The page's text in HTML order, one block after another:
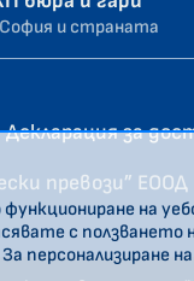
и страната
Декларация за
превози” ЕООД
на
с
За